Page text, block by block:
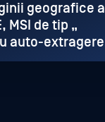
geografice a
MSI de tip „
auto-extragere